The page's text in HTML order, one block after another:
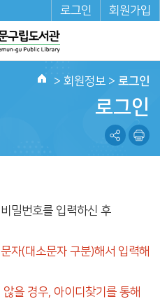
로그인 회원가입
> 회원정보 > 로그인
로그인
밀번호를 입력하신 후
자(대소문자 구분)해서 입력해
을 경우, 아이디찾기를 통해